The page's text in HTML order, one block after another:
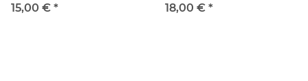
15,00 € *
18,00 € *